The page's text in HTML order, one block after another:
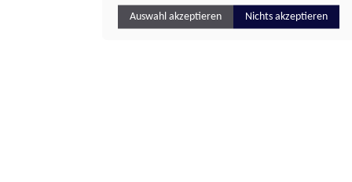
Auswahl akzeptieren Nichts akzeptieren